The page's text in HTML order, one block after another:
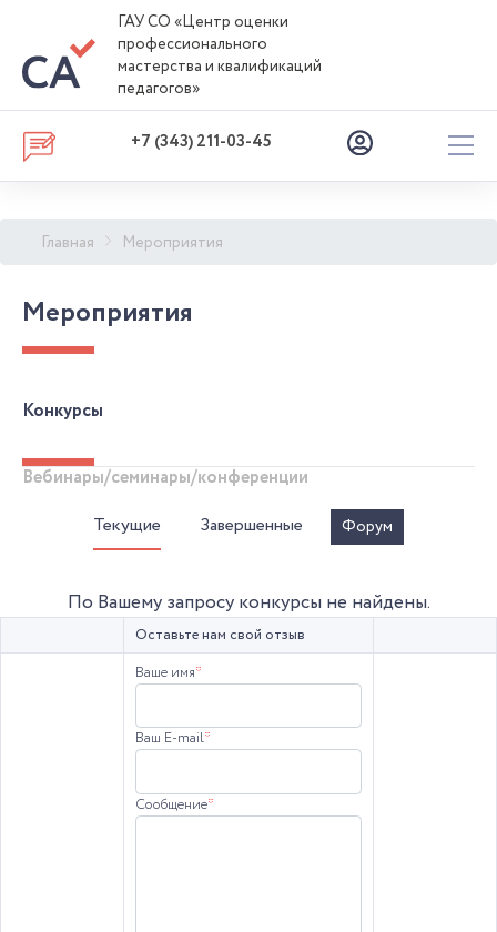
ГАУ СО «Центр оценки
профессионального
мастерства и квалификаций
педагогов»
+7 (343) 211-03-45
Главная Мероприятия
Мероприятия
Конкурсы
Вебинары/семинары/конференции
Текущие
Завершенные Форум
По Вашему запросу конкурсы не найдены.
Оставьте нам свой отзыв
Ваше имя*
Ваш E-mail*
Сообщение*